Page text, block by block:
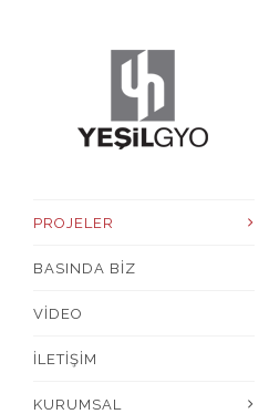
PROJELER
BASINDA BİZ
VİDEO
İLETİŞİM
KURUMSAL